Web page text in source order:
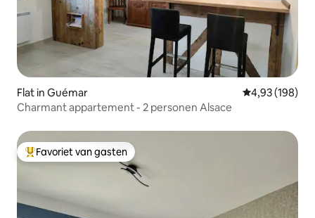
Flat in Guémar Gemiddelde
4,93 (198)
Charmant appartement - 2 personen Alsace
Topfavoriet van gasten
Favoriet van gasten